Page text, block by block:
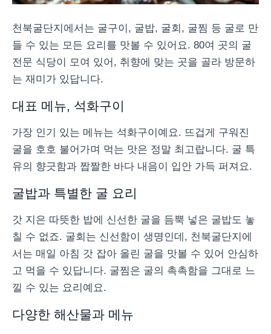
천북굴단지에서는 굴구이, 굴밥, 굴회, 굴찜 등 굴로 만
들 수 있는 모든 요리를 맛볼 수 있어요. 80여 곳의 굴
전문 식당이 모여 있어, 취향에 맞는 곳을 골라 방문하
는 재미가 있답니다.
대표 메뉴, 석화구이
가장 인기 있는 메뉴는 석화구이예요. 뜨겁게 구워진
굴을 호호 불어가며 먹는 맛은 정말 최고랍니다. 굴 특
유의 향긋함과 짭짤한 바다 내음이 입안 가득 퍼져요.
굴밥과 특별한 굴 요리
갓 지은 따뜻한 밥에 신선한 굴을 듬뿍 넣은 굴밥도 놓
칠 수 없죠. 굴회는 신선함이 생명인데, 천북굴단지에
서는 매일 아침 갓 잡아 올린 굴을 맛볼 수 있어 안심하
고 먹을 수 있답니다. 굴찜은 굴의 촉촉함을 그대로 느
낄 수 있는 요리예요.
다양한 해산물과 메뉴